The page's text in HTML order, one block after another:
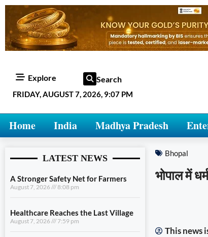
Explore Search
FRIDAY, AUGUST 7, 2026, 9:07 PM
Home India Madhya Pradesh
LATEST NEWS
A Stronger Safety Net for Farmers
August 7, 2026 8:08 pm
Healthcare Reaches the Last Village
August 7, 2026 7:59 pm
Bhopal
भोपाल में
This news